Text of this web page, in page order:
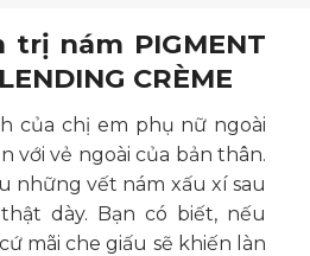
trị nám PIGMENT
CRÈME
của chị em phụ nữ ngoài
với vẻ ngoài của bản thân.
những vết nám xấu xí sau
dày. Bạn có biết, nếu
mãi che giấu sẽ khiến làn